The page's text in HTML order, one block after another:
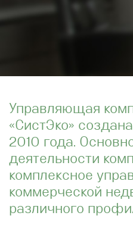
Управляющая
«СистЭко»
2010 года.
деятельности
комплексное
коммерческой
различного